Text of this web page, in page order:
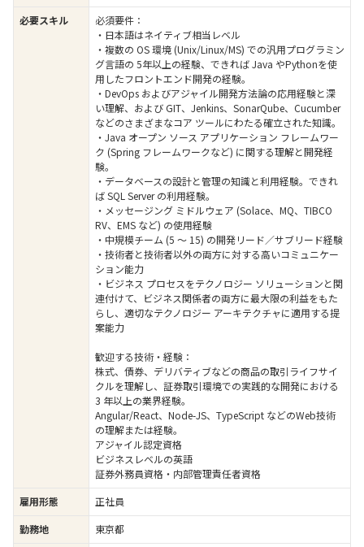
必要スキル
必須要件：
・日本語はネイティブ相当レベル
・複数の OS 環境 (Unix/Linux/MS) での汎用プログラミン
グ言語の 5年以上の経験、できれば Java やPythonを使
用したフロントエンド開発の経験。
・DevOps およびアジャイル開発方法論の応用経験と深
い理解、および GIT、Jenkins、SonarQube、Cucumber
などのさまざまなコア ツールにわたる確立された知識。
・Java オープン ソース アプリケーション フレームワー
ク (Spring フレームワークなど) に関する理解と開発経
験。
・データベースの設計と管理の知識と利用経験。できれ
ば SQL Server の利用経験。
・メッセージング ミドルウェア (Solace、MQ、TIBCO
RV、EMS など) の使用経験
・中規模チーム (5 ～ 15) の開発リード／サブリード経験
・技術者と技術者以外の両方に対する高いコミュニケー
ション能力
・ビジネス プロセスをテクノロジー ソリューションと関
連付けて、ビジネス関係者の両方に最大限の利益をもた
らし、適切なテクノロジー アーキテクチャに適用する提
案能力
歓迎する技術・経験：
株式、債券、デリバティブなどの商品の取引ライフサイ
クルを理解し、証券取引環境での実践的な開発における
3 年以上の業界経験。
Angular/React、Node-JS、TypeScript などのWeb技術
の理解または経験。
アジャイル認定資格
ビジネスレベルの英語
証券外務員資格・内部管理責任者資格
雇用形態
正社員
勤務地
東京都